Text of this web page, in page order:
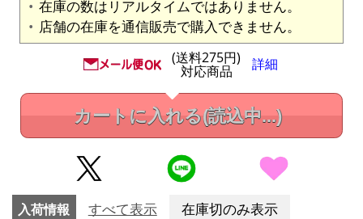
在庫の数はリアルタイムではありません。
店舗の在庫を通信販売で購入できません。
(送料275円)
対応商品 詳細
カートに入れる(読込中...)
入荷情報 すべて表示 在庫切のみ表示